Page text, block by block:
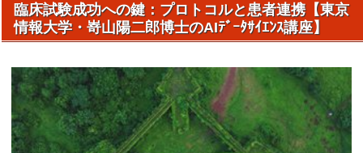
臨床試験成功への鍵：プロトコルと患者連携【東京
情報大学・嵜山陽二郎博士のAIﾃﾞｰﾀｻｲｴﾝｽ講座】